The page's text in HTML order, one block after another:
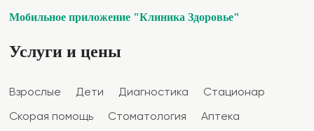
Мобильное приложение "Клиника Здоровье"
Услуги и цены
Взрослые Дети Диагностика Стационар
Скорая помощь Стоматология Аптека